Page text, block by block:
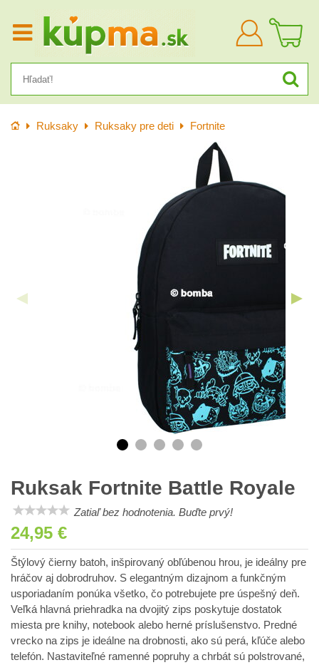
Prihlásiť
sa
Úvod Ruksaky Ruksaky pre deti Fortnite
Ruksak Fortnite Battle Royale
Zatiaľ bez hodnotenia. Buďte prvý!
24,95 €
Štýlový čierny batoh, inšpirovaný obľúbenou hrou, je ideálny pre
hráčov aj dobrodruhov. S elegantným dizajnom a funkčným
usporiadaním ponúka všetko, čo potrebujete pre úspešný deň.
Veľká hlavná priehradka na dvojitý zips poskytuje dostatok
miesta pre knihy, notebook alebo herné príslušenstvo. Predné
vrecko na zips je ideálne na drobnosti, ako sú perá, kľúče alebo
telefón. Nastaviteľné ramenné popruhy a chrbát sú polstrované,